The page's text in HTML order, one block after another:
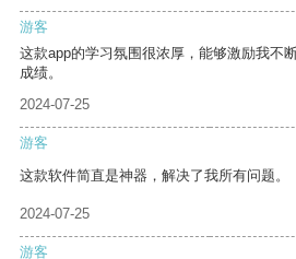
游客
这款app的学习氛围很浓厚，能够激励我不
成绩。
2024-07-25
游客
这款软件简直是神器，解决了我所有问题。
2024-07-25
游客